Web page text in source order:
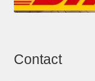
Contact